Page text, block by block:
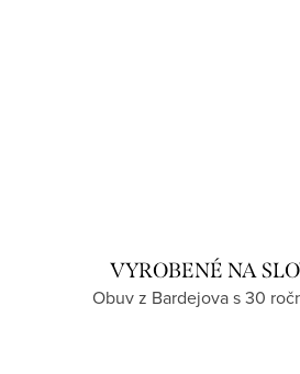
VYROBENÉ NA
Obuv z Bardejova s 30